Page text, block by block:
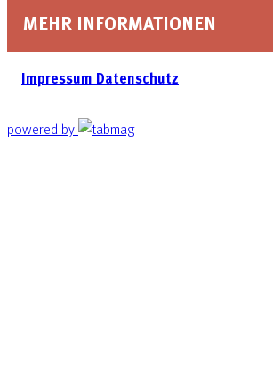
MEHR INFORMATIONEN
Impressum Datenschutz
powered by